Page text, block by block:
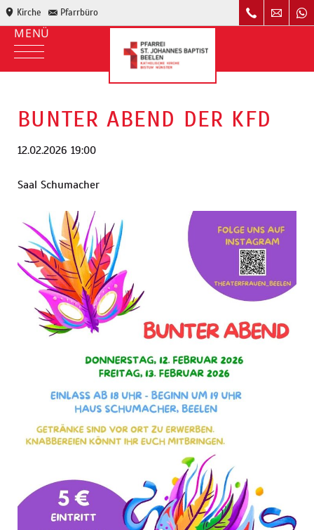
Kirche Pfarrbüro
BUNTER ABEND DER KFD
12.02.2026 19:00
Saal Schumacher